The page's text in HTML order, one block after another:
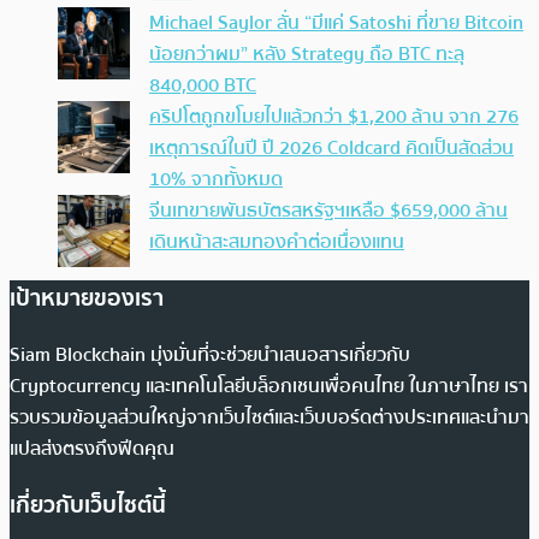
Michael Saylor ลั่น “มีแค่ Satoshi ที่ขาย Bitcoin
น้อยกว่าผม” หลัง Strategy ถือ BTC ทะลุ
840,000 BTC
คริปโตถูกขโมยไปแล้วกว่า $1,200 ล้าน จาก 276
เหตุการณ์ในปี ปี 2026 Coldcard คิดเป็นสัดส่วน
10% จากทั้งหมด
จีนเทขายพันธบัตรสหรัฐฯเหลือ $659,000 ล้าน
เดินหน้าสะสมทองคำต่อเนื่องแทน
เป้าหมายของเรา
Siam Blockchain มุ่งมั่นที่จะช่วยนำเสนอสารเกี่ยวกับ
Cryptocurrency และเทคโนโลยีบล็อกเชนเพื่อคนไทย ในภาษาไทย เรา
รวบรวมข้อมูลส่วนใหญ่จากเว็บไซต์และเว็บบอร์ดต่างประเทศและนำมา
แปลส่งตรงถึงฟีดคุณ
เกี่ยวกับเว็บไซต์นี้